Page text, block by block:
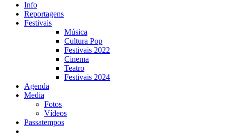
Info
Reportagens
Festivais
Música
Cultura Pop
Festivais 2022
Cinema
Teatro
Festivais 2024
Agenda
Media
Fotos
Vídeos
Passatempos